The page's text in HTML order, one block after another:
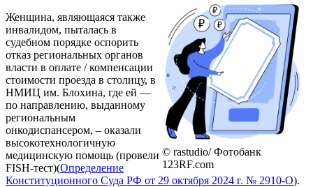
© rastudio/ Фотобанк
123RF.com
Женщина, являющаяся также
инвалидом, пыталась в
судебном порядке оспорить
отказ региональных органов
власти в оплате / компенсации
стоимости проезда в столицу, в
НМИЦ им. Блохина, где ей —
по направлению, выданному
региональным
онкодиспансером, – оказали
высокотехнологичную
медицинскую помощь (провели
FISH-тест)(Определение
Конституционного Суда РФ от 29 октября 2024 г. № 2910-О).